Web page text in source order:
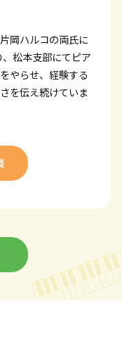
岡ハルコの両氏に
松本支部にてピア
やらせ、経験する
を伝え続けていま